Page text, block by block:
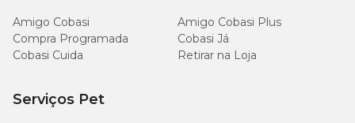
Amigo Cobasi
Amigo Cobasi Plus
Compra Programada
Cobasi Já
Cobasi Cuida
Retirar na Loja
Serviços Pet